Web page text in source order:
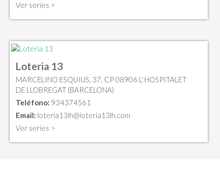
Ver series >
Loteria 13
MARCELINO ESQUIUS, 37, CP 08906 L' HOSPITALET
DE LLOBREGAT (BARCELONA)
Teléfono: 934374561
Email: loteria13lh@loteria13lh.com
Ver series >